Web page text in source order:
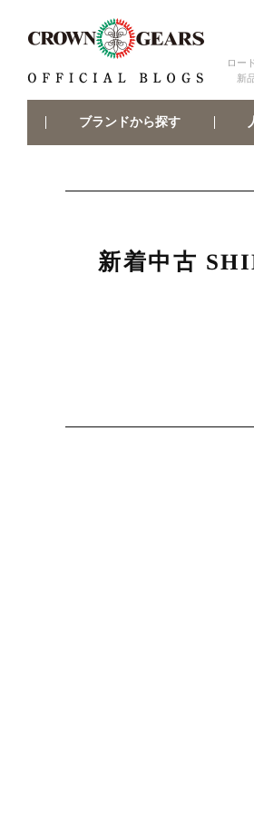
ロー
新
ブランドから探す
新着中古